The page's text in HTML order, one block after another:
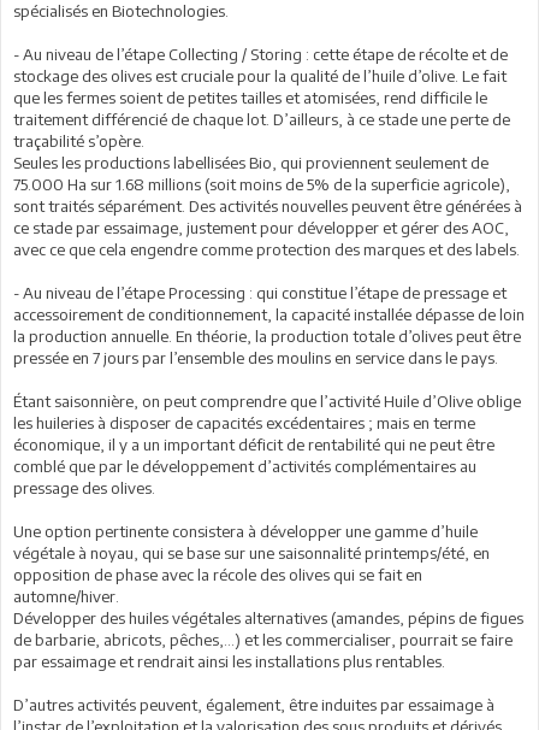
spécialisés en Biotechnologies.
- Au niveau de l’étape Collecting / Storing : cette étape de récolte et de
stockage des olives est cruciale pour la qualité de l’huile d’olive. Le fait
que les fermes soient de petites tailles et atomisées, rend difficile le
traitement différencié de chaque lot. D’ailleurs, à ce stade une perte de
traçabilité s’opère.
Seules les productions labellisées Bio, qui proviennent seulement de
75.000 Ha sur 1.68 millions (soit moins de 5% de la superficie agricole),
sont traités séparément. Des activités nouvelles peuvent être générées à
ce stade par essaimage, justement pour développer et gérer des AOC,
avec ce que cela engendre comme protection des marques et des labels.
- Au niveau de l’étape Processing : qui constitue l’étape de pressage et
accessoirement de conditionnement, la capacité installée dépasse de loin
la production annuelle. En théorie, la production totale d’olives peut être
pressée en 7 jours par l’ensemble des moulins en service dans le pays.
Étant saisonnière, on peut comprendre que l’activité Huile d’Olive oblige
les huileries à disposer de capacités excédentaires ; mais en terme
économique, il y a un important déficit de rentabilité qui ne peut être
comblé que par le développement d’activités complémentaires au
pressage des olives.
Une option pertinente consistera à développer une gamme d’huile
végétale à noyau, qui se base sur une saisonnalité printemps/été, en
opposition de phase avec la récole des olives qui se fait en
automne/hiver.
Développer des huiles végétales alternatives (amandes, pépins de figues
de barbarie, abricots, pêches,…) et les commercialiser, pourrait se faire
par essaimage et rendrait ainsi les installations plus rentables.
D’autres activités peuvent, également, être induites par essaimage à